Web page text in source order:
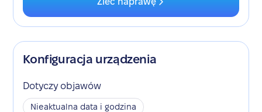
Konfiguracja urządzenia
Dotyczy objawów
Nieaktualna data i godzina